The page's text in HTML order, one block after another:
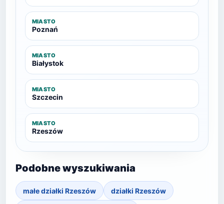
MIASTO
Poznań
MIASTO
Białystok
MIASTO
Szczecin
MIASTO
Rzeszów
Podobne wyszukiwania
małe działki Rzeszów działki Rzeszów